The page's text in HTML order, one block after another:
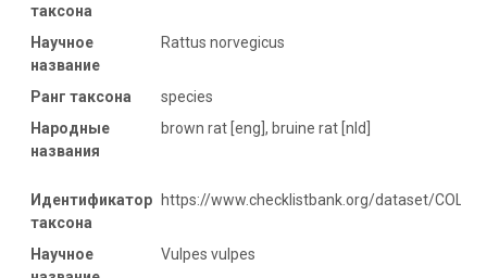
таксона
Научное
название
Rattus norvegicus
Ранг таксона
species
Народные
названия
brown rat [eng], bruine rat [nld]
Идентификатор
таксона
https://www.checklistbank.org/dataset/
Научное
Vulpes vulpes